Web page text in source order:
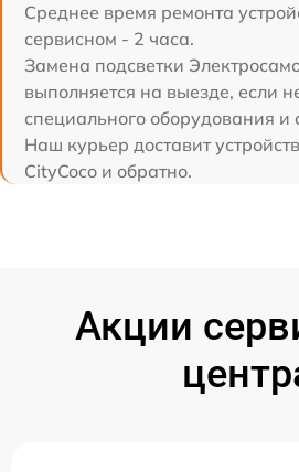
Среднее время ремонта
сервисном - 2 часа.
Замена подсветки
выполняется на выезде, если
специального оборудования и
Наш курьер доставит
CityCoco и обратно.
Акции